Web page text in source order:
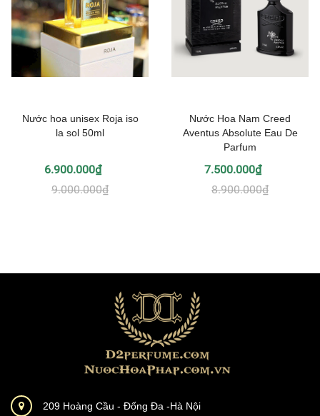
Nước hoa unisex Roja iso
la sol 50ml
6.900.000₫
9.000.000₫
Nước Hoa Nam Creed
Aventus Absolute Eau De
Parfum
7.500.000₫
8.900.000₫
209 Hoàng Cầu - Đống Đa -Hà Nội